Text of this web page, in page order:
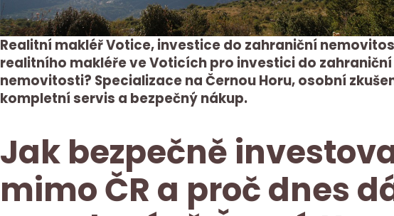
Realitní makléř Votice, investice do zahraniční
realitního makléře ve Voticích pro investici do zahraniční
nemovitosti? Specializace na Černou Horu, osobní
kompletní servis a bezpečný nákup.
Jak bezpečně
mimo ČR a proč dnes